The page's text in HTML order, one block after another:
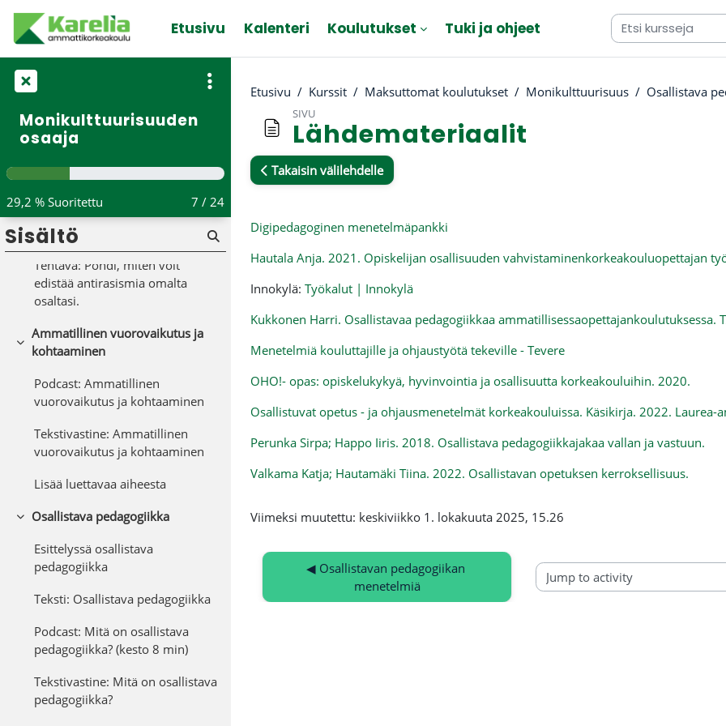
Etusivu Kalenteri Koulutukset Tuki ja ohjeet
Etusivu Kurssit Maksuttomat koulutukset Monikulttuurisuus Osallistava
SIVU
Lähdemateriaalit
Takaisin välilehdelle
Digipedagoginen menetelmäpankki
Hautala Anja. 2021. Opiskelijan osallisuuden vahvistaminenkorkeakouluopettajan
Innokylä: Työkalut | Innokylä
Kukkonen Harri. Osallistavaa pedagogiikkaa ammatillisessaopettajankoulutuksessa.
Menetelmiä kouluttajille ja ohjaustyötä tekeville - Tevere
OHO!- opas: opiskelukykyä, hyvinvointia ja osallisuutta korkeakouluihin. 2020.
Osallistuvat opetus - ja ohjausmenetelmät korkeakouluissa. Käsikirja. 2022. Laurea-
Perunka Sirpa; Happo Iiris. 2018. Osallistava pedagogiikkajakaa vallan ja vastuun.
Valkama Katja; Hautamäki Tiina. 2022. Osallistavan opetuksen kerroksellisuus.
Viimeksi muutettu: keskiviikko 1. lokakuuta 2025, 15.26
◀︎ Osallistavan pedagogiikan
menetelmiä
Jump to activity
Monikulttuurisuuden
osaaja
29,2 % Suoritettu 7 / 24
Sisältö
Tiivistä
Rasismi ja konfliktien sovittelu
Podcast: Rasismi korkeakoulussa
korkeakoulussa
Podcast: Konfliktien sovittelu
Tekstivastine: Konfliktien
sovittelu
Antirasistinen Suomi -lautapeli
Tehtävä: Pohdi, miten voit
edistää antirasismia omalta
osaltasi.
Tiivistä
Ammatillinen vuorovaikutus ja
kohtaaminen
Podcast: Ammatillinen
vuorovaikutus ja kohtaaminen
Tekstivastine: Ammatillinen
vuorovaikutus ja kohtaaminen
Lisää luettavaa aiheesta
Tiivistä
Osallistava pedagogiikka
Esittelyssä osallistava
pedagogiikka
Teksti: Osallistava pedagogiikka
Podcast: Mitä on osallistava
pedagogiikka? (kesto 8 min)
Tekstivastine: Mitä on osallistava
pedagogiikka?